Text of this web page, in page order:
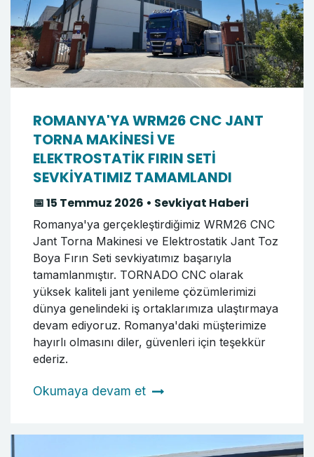
ROMANYA'YA WRM26 CNC JANT
TORNA MAKİNESİ VE
ELEKTROSTATİK FIRIN SETİ
SEVKİYATIMIZ TAMAMLANDI
📅 15 Temmuz 2026 • Sevkiyat Haberi
Romanya'ya gerçekleştirdiğimiz WRM26 CNC
Jant Torna Makinesi ve Elektrostatik Jant Toz
Boya Fırın Seti sevkiyatımız başarıyla
tamamlanmıştır. TORNADO CNC olarak
yüksek kaliteli jant yenileme çözümlerimizi
dünya genelindeki iş ortaklarımıza ulaştırmaya
devam ediyoruz. Romanya'daki müşterimize
hayırlı olmasını diler, güvenleri için teşekkür
ederiz.
Okumaya devam et